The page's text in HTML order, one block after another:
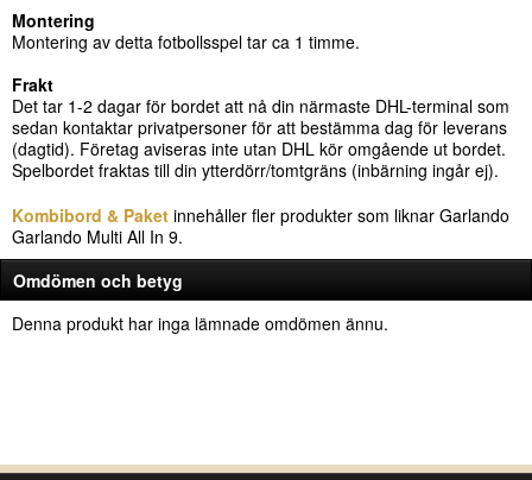
Montering
Montering av detta fotbollsspel tar ca 1 timme.
Frakt
Det tar 1-2 dagar för bordet att nå din närmaste DHL-terminal som
sedan kontaktar privatpersoner för att bestämma dag för leverans
(dagtid). Företag aviseras inte utan DHL kör omgående ut bordet.
Spelbordet fraktas till din ytterdörr/tomtgräns (inbärning ingår ej).
Kombibord & Paket innehåller fler produkter som liknar Garlando
Garlando Multi All In 9.
Omdömen och betyg
Denna produkt har inga lämnade omdömen ännu.